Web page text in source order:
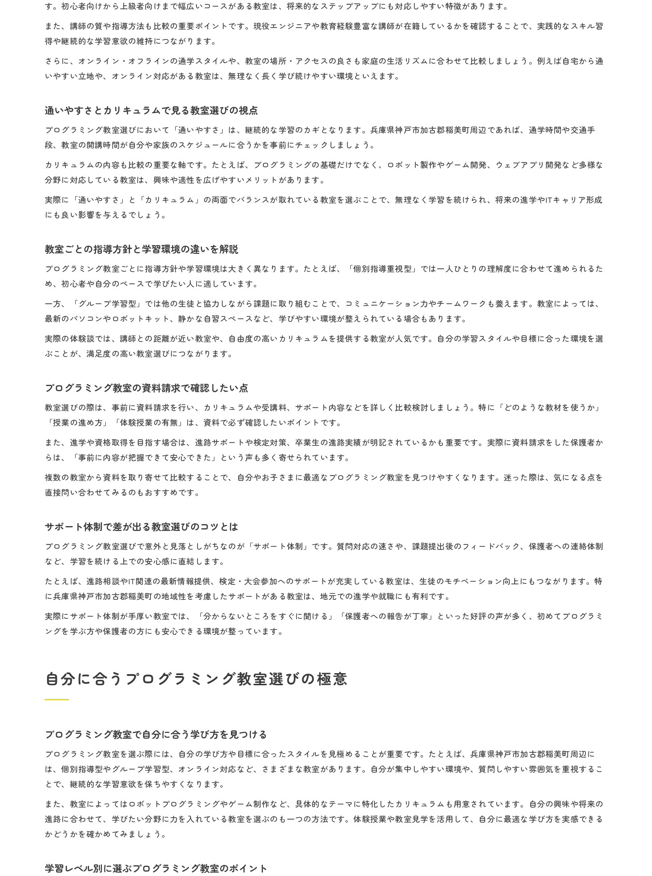
通学負担を減らす教室調整のポイント
プログラミング教室の通学負担を減らす工夫とは
教室の立地やアクセスを重視する選び方
家族の負担を考えたプログラミング教室調整法
高校でプログラミングを学ぶには何が必要か
高校で学ぶプログラミング教室の内容と特徴
情報科目で学べるプログラミングの範囲を解説
プログラミング教室が高校進学に与える影響とは
高校で必要なITスキルと教室選びの関係性
プログラミング教室と高校情報科目の違いに注目
地域密着型プログラミング教室の特徴と魅力
通いやすいプログラミング教室を見極める方法
加古郡稲美町周辺で教室比較する際のコツ
将来へつながるプログラミング学習の秘訣
プログラミング教室で将来につながる学び方とは
プログラミング教室で成長を実感するための秘訣
す。初心者向けから上級者向けまで幅広いコースがある教室は、将来的なステップアップにも対応しやすい特徴があります。
また、講師の質や指導方法も比較の重要ポイントです。現役エンジニアや教育経験豊富な講師が在籍しているかを確認することで、実践的なスキル習
得や継続的な学習意欲の維持につながります。
さらに、オンライン・オフラインの通学スタイルや、教室の場所・アクセスの良さも家庭の生活リズムに合わせて比較しましょう。例えば自宅から通
いやすい立地や、オンライン対応がある教室は、無理なく長く学び続けやすい環境といえます。
通いやすさとカリキュラムで見る教室選びの視点
プログラミング教室選びにおいて「通いやすさ」は、継続的な学習のカギとなります。兵庫県神戸市加古郡稲美町周辺であれば、通学時間や交通手
段、教室の開講時間が自分や家族のスケジュールに合うかを事前にチェックしましょう。
カリキュラムの内容も比較の重要な軸です。たとえば、プログラミングの基礎だけでなく、ロボット製作やゲーム開発、ウェブアプリ開発など多様な
分野に対応している教室は、興味や適性を広げやすいメリットがあります。
実際に「通いやすさ」と「カリキュラム」の両面でバランスが取れている教室を選ぶことで、無理なく学習を続けられ、将来の進学やITキャリア形成
にも良い影響を与えるでしょう。
教室ごとの指導方針と学習環境の違いを解説
プログラミング教室ごとに指導方針や学習環境は大きく異なります。たとえば、「個別指導重視型」では一人ひとりの理解度に合わせて進められるた
め、初心者や自分のペースで学びたい人に適しています。
一方、「グループ学習型」では他の生徒と協力しながら課題に取り組むことで、コミュニケーション力やチームワークも養えます。教室によっては、
最新のパソコンやロボットキット、静かな自習スペースなど、学びやすい環境が整えられている場合もあります。
実際の体験談では、講師との距離が近い教室や、自由度の高いカリキュラムを提供する教室が人気です。自分の学習スタイルや目標に合った環境を選
ぶことが、満足度の高い教室選びにつながります。
プログラミング教室の資料請求で確認したい点
教室選びの際は、事前に資料請求を行い、カリキュラムや受講料、サポート内容などを詳しく比較検討しましょう。特に「どのような教材を使うか」
「授業の進め方」「体験授業の有無」は、資料で必ず確認したいポイントです。
また、進学や資格取得を目指す場合は、進路サポートや検定対策、卒業生の進路実績が明記されているかも重要です。実際に資料請求をした保護者か
らは、「事前に内容が把握できて安心できた」という声も多く寄せられています。
複数の教室から資料を取り寄せて比較することで、自分やお子さまに最適なプログラミング教室を見つけやすくなります。迷った際は、気になる点を
直接問い合わせてみるのもおすすめです。
サポート体制で差が出る教室選びのコツとは
プログラミング教室選びで意外と見落としがちなのが「サポート体制」です。質問対応の速さや、課題提出後のフィードバック、保護者への連絡体制
など、学習を続ける上での安心感に直結します。
たとえば、進路相談やIT関連の最新情報提供、検定・大会参加へのサポートが充実している教室は、生徒のモチベーション向上にもつながります。特
に兵庫県神戸市加古郡稲美町の地域性を考慮したサポートがある教室は、地元での進学や就職にも有利です。
実際にサポート体制が手厚い教室では、「分からないところをすぐに聞ける」「保護者への報告が丁寧」といった好評の声が多く、初めてプログラミ
ングを学ぶ方や保護者の方にも安心できる環境が整っています。
自分に合うプログラミング教室選びの極意
プログラミング教室で自分に合う学び方を見つける
プログラミング教室を選ぶ際には、自分の学び方や目標に合ったスタイルを見極めることが重要です。たとえば、兵庫県神戸市加古郡稲美町周辺に
は、個別指導型やグループ学習型、オンライン対応など、さまざまな教室があります。自分が集中しやすい環境や、質問しやすい雰囲気を重視するこ
とで、継続的な学習意欲を保ちやすくなります。
また、教室によってはロボットプログラミングやゲーム制作など、具体的なテーマに特化したカリキュラムも用意されています。自分の興味や将来の
進路に合わせて、学びたい分野に力を入れている教室を選ぶのも一つの方法です。体験授業や教室見学を活用して、自分に最適な学び方を実感できる
かどうかを確かめてみましょう。
学習レベル別に選ぶプログラミング教室のポイント